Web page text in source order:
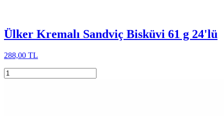
Ülker Kremalı Sandviç Bisküvi 61 g 24'lü
288,00 TL